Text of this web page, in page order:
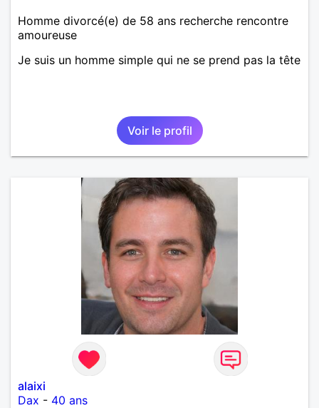
Homme divorcé(e) de 58 ans recherche rencontre
amoureuse
Je suis un homme simple qui ne se prend pas la tête
Voir le profil
alaixi
Dax - 40 ans